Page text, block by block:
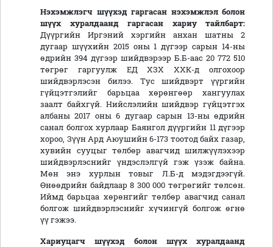
Нэхэмжлэгч шүүхэд гаргасан нэхэмжлэл болон
шүүх хуралдаанд гаргасан хариу тайлбарт:
Дүүргийн Иргэний хэргийн анхан шатны 2
дугаар шүүхийн 2015 оны 1 дүгээр сарын 14-ны
өдрийн 394 дүгээр шийдвэрээр Б.Б-аас 20 772 510
төгрөг гаргуулж ЕД ХЗХ ХХК-д олгохоор
шийдвэрлэсэн билээ. Тус шийдвэрт үүргийн
гүйцэтгэлийг барьцаа хөрөнгөөр хангуулах
заалт байхгүй. Нийслэлийн шийдвэр гүйцэтгэх
албаны 2017 оны 6 дугаар сарын 13-ны өдрийн
санал болгох хурлаар Баянгол дүүргийн 11 дүгээр
хороо, Зүүн Ард Аюушийн 6-173 тоотод байх газар,
хувийн сууцыг төлбөр авагчид шилжүүлэхээр
шийдвэрлэснийг үндэслэлгүй гэж үзэж байна.
Мөн энэ хурлын товыг Л.Б-д мэдэгдээгүй.
Өнөөдрийн байдлаар 8 300 000 төгрөгийг төлсөн.
Иймд барьцаа хөрөнгийг төлбөр авагчид санал
болгож шийдвэрлэснийг хүчингүй болгож өгнө
үү гэжээ.
Хариуцагч шүүхэд болон шүүх хуралдаанд